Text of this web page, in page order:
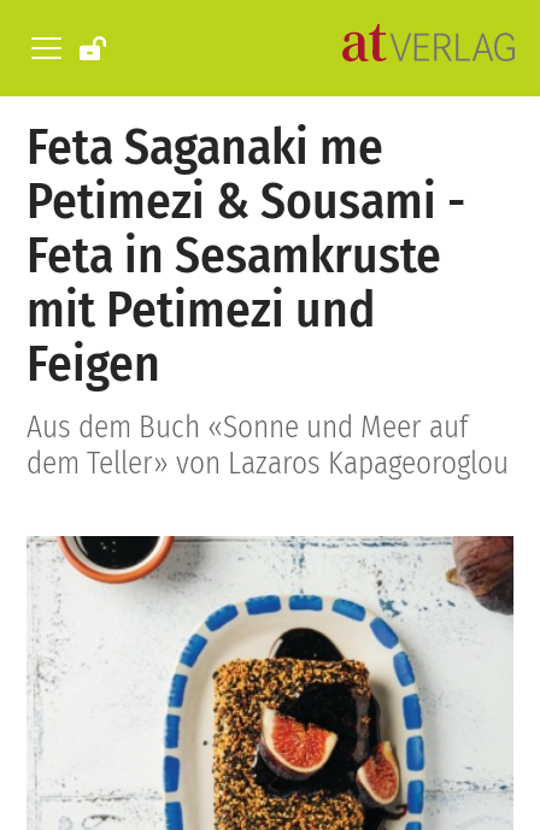
Feta Saganaki me
Petimezi & Sousami -
Feta in Sesamkruste
mit Petimezi und
Feigen
Aus dem Buch «Sonne und Meer auf
dem Teller» von Lazaros Kapageoroglou